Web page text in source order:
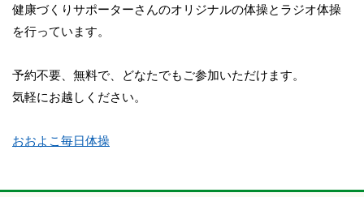
健康づくりサポーターさんのオリジナルの体操とラジオ体操
を行っています。
予約不要、無料で、どなたでもご参加いただけます。
気軽にお越しください。
おおよこ毎日体操